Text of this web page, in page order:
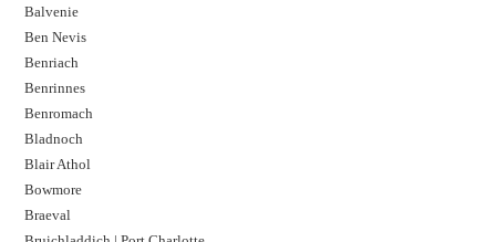
Balvenie
Ben Nevis
Benriach
Benrinnes
Benromach
Bladnoch
Blair Athol
Bowmore
Braeval